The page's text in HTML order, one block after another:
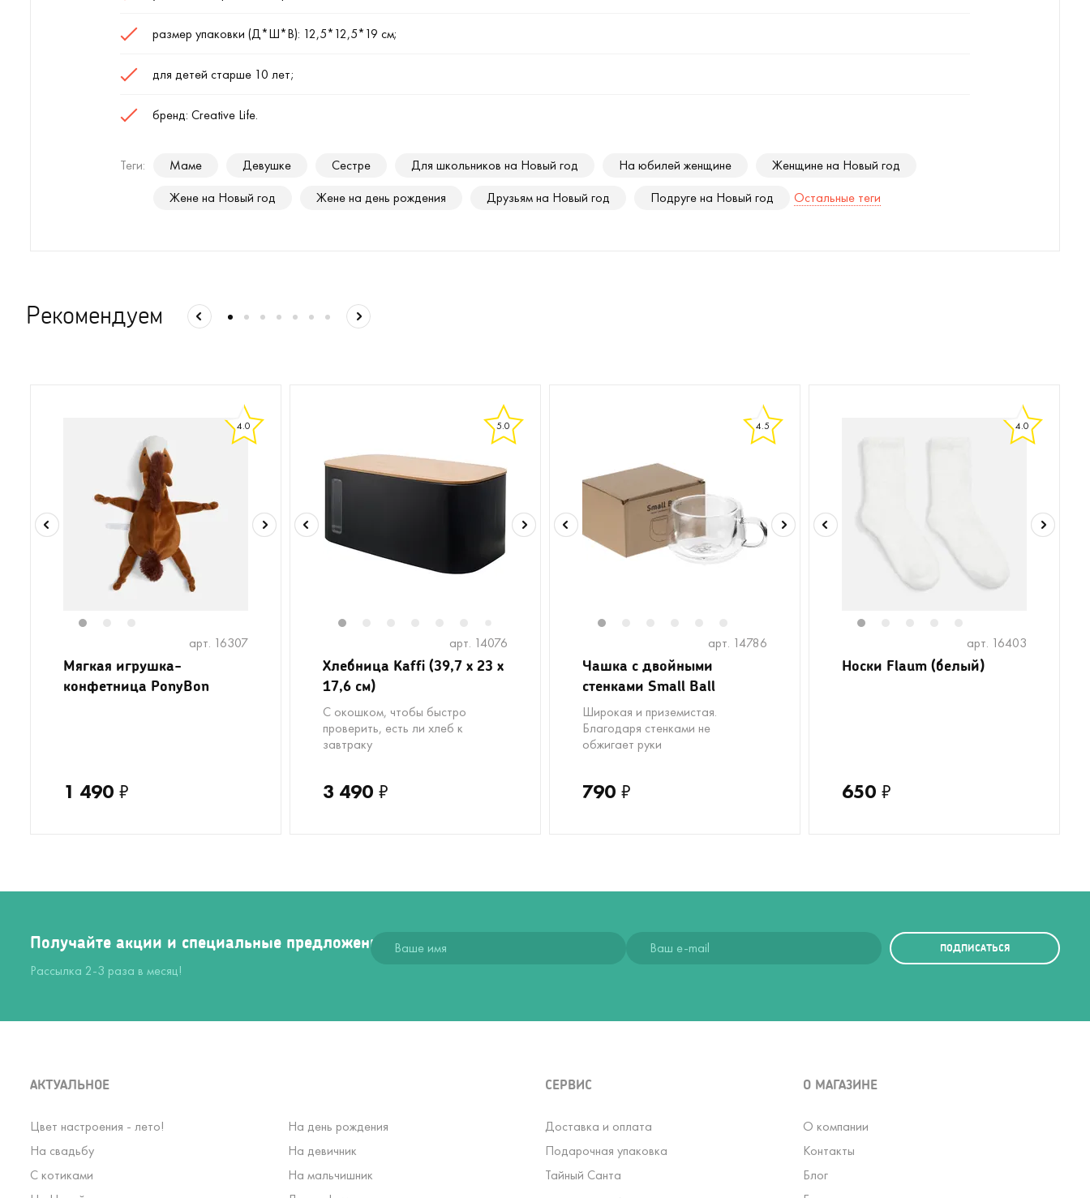
размер упаковки (Д*Ш*В): 12,5*12,5*19 см;
для детей старше 10 лет;
бренд: Creative Life.
Теги: Маме Девушке Сестре Для школьников на Новый год На юбилей женщине
Женщине на Новый год
Жене на Новый год
Жене на день рождения Друзьям на Новый год Подруге на Новый год Остальные теги
Рекомендуем
4.0
арт. 16307
Мягкая игрушка-
конфетница PonyBon
1 490 ₽
5.0
арт. 14076
Хлебница Kaffi (39,7 х 23 х
17,6 см)
С окошком, чтобы быстро
проверить, есть ли хлеб к
завтраку
3 490 ₽
4.5
арт. 14786
Чашка с двойными
стенками Small Ball
Широкая и приземистая.
Благодаря стенками не
обжигает руки
790 ₽
4.0
арт. 16403
Носки Flaum (белый)
650 ₽
Получайте акции и специальные предложения
Рассылка 2-3 раза в месяц!
ПОДПИСАТЬСЯ
АКТУАЛЬНОЕ
Цвет настроения - лето!
На день рождения
На свадьбу
На девичник
С котиками
На мальчишник
СЕРВИС
Доставка и оплата
Подарочная упаковка
Тайный Санта
О МАГАЗИНЕ
О компании
Контакты
Блог